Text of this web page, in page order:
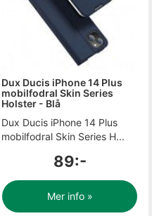
Dux Ducis iPhone 14 Plus
mobilfodral Skin Series
Holster - Blå
Dux Ducis iPhone 14 Plus
mobilfodral Skin Series H...
89:-
Mer info »